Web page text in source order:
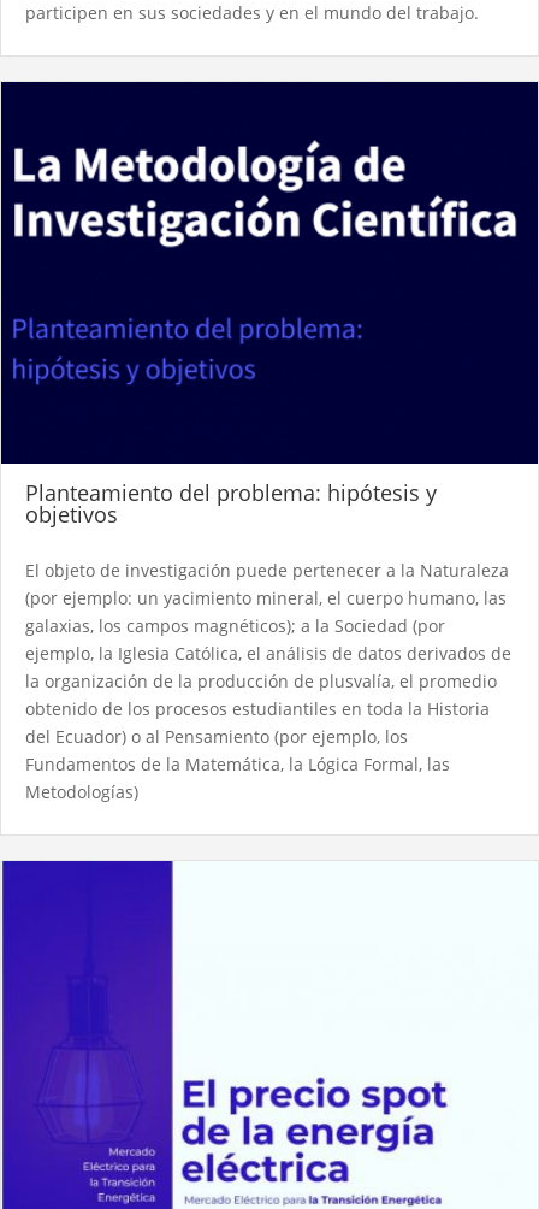
participen en sus sociedades y en el mundo del trabajo.
Planteamiento del problema: hipótesis y
objetivos
El objeto de investigación puede pertenecer a la Naturaleza
(por ejemplo: un yacimiento mineral, el cuerpo humano, las
galaxias, los campos magnéticos); a la Sociedad (por
ejemplo, la Iglesia Católica, el análisis de datos derivados de
la organización de la producción de plusvalía, el promedio
obtenido de los procesos estudiantiles en toda la Historia
del Ecuador) o al Pensamiento (por ejemplo, los
Fundamentos de la Matemática, la Lógica Formal, las
Metodologías)